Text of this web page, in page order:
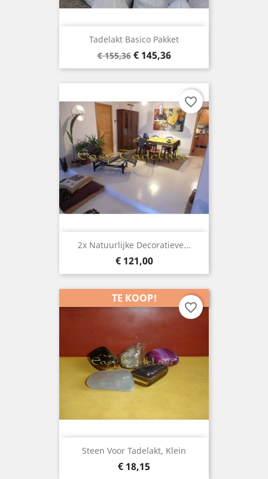
Tadelakt Basico Pakket
Basisprijs
€ 155,36 Prijs
€ 145,36
2x Natuurlijke Decoratieve...
Prijs
€ 121,00
favorite_border
Steen Voor Tadelakt, Klein
Prijs
€ 18,15
TE KOOP!
favorite_border